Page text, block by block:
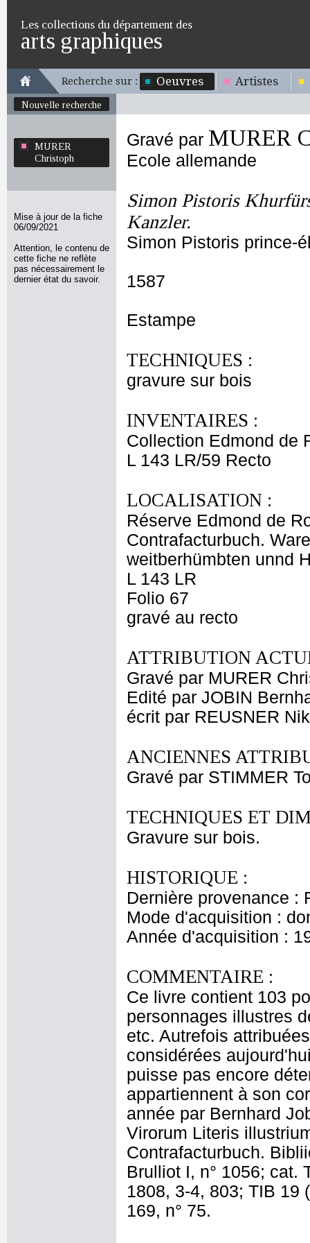
Les collections du département des
arts graphiques
Recherche sur : Oeuvres Artistes
Nouvelle recherche
MURER
Christoph
Mise à jour de la fiche
06/09/2021
Attention, le contenu de
cette fiche ne reflète
pas nécessairement le
dernier état du savoir.
Gravé par MURER
Ecole allemande
Simon Pistoris
Kanzler.
Simon Pistoris prince-
1587
Estampe
TECHNIQUES :
gravure sur bois
INVENTAIRES :
Collection Edmond de
L 143 LR/59 Recto
LOCALISATION :
Réserve Edmond de
Contrafacturbuch.
weitberhümbten unnd
L 143 LR
Folio 67
gravé au recto
ATTRIBUTION
Gravé par MURER
Edité par JOBIN
écrit par REUSNER
ANCIENNES
Gravé par STIMMER
TECHNIQUES ET
Gravure sur bois.
HISTORIQUE :
Dernière provenance :
Mode d'acquisition :
Année d'acquisition :
COMMENTAIRE :
Ce livre contient 103
personnages illustres
etc. Autrefois
considérées
puisse pas encore
appartiennent à son
année par Bernhard
Virorum Literis
Contrafacturbuch.
Brulliot I, n° 1056; cat.
1808, 3-4, 803; TIB 19
169, n° 75.